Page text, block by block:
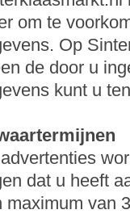
om te
Op
de door u
kunt u
dat u heeft
maximum van